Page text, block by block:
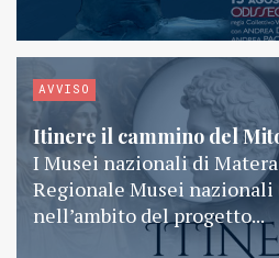
AVVISO
Itinere il cammino del
I Musei nazionali di
Regionale Musei
nell’ambito del progetto...